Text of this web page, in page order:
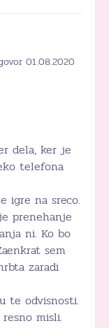
01.08.2020
dela, ker je
telefona
igre na sreco.
prenehanje
ni. Ko bo
sem
zaradi
te odvisnosti.
misli.